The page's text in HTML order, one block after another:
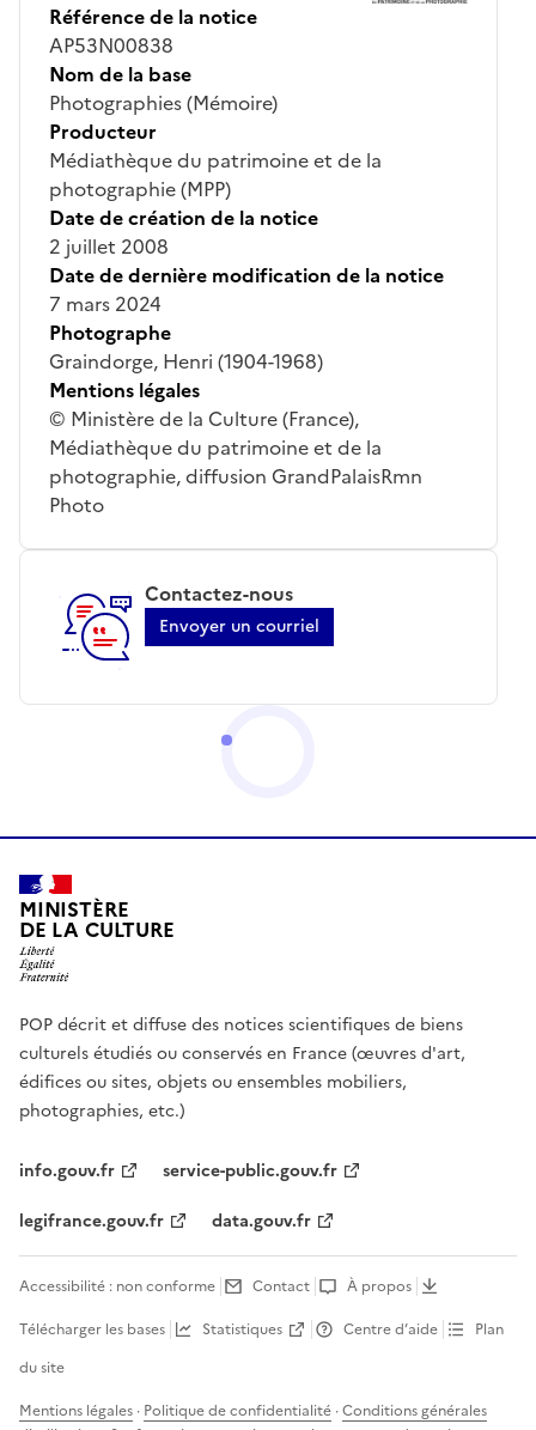
Référence de la notice
AP53N00838
Nom de la base
Photographies (Mémoire)
Producteur
Médiathèque du patrimoine et de la
photographie (MPP)
Date de création de la notice
2 juillet 2008
Date de dernière modification de la notice
7 mars 2024
Photographe
Graindorge, Henri (1904-1968)
Mentions légales
© Ministère de la Culture (France),
Médiathèque du patrimoine et de la
photographie, diffusion GrandPalaisRmn
Photo
Contactez-nous
Envoyer un courriel
MINISTÈRE
DE LA CULTURE
POP décrit et diffuse des notices scientifiques de biens
culturels étudiés ou conservés en France (œuvres d'art,
édifices ou sites, objets ou ensembles mobiliers,
photographies, etc.)
info.gouv.fr
service-public.gouv.fr
legifrance.gouv.fr
data.gouv.fr
Accessibilité : non conforme Contact
À propos
Télécharger les bases
Statistiques Centre d’aide
Plan
du site
Mentions légales · Politique de confidentialité ·Conditions générales